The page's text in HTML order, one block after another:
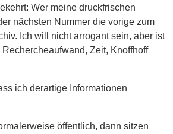
Wer meine druckfrischen
nächsten Nummer die vorige zum
Ich will nicht arrogant sein, aber ist
Zeit, Knoffhoff
ich derartige Informationen
öffentlich, dann sitzen